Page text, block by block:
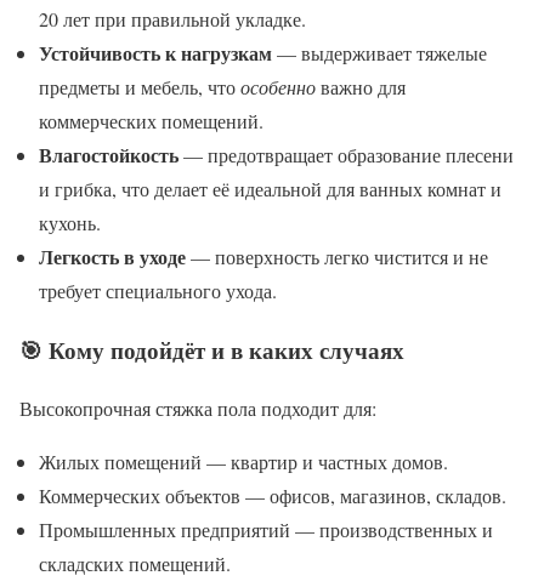
20 лет при правильной укладке.
Устойчивость к нагрузкам— выдерживает тяжелые
предметы и мебель, чтоособенноважно для
коммерческих помещений.
Влагостойкость— предотвращает образование плесени
и грибка, что делает её идеальной для ванных комнат и
кухонь.
Легкость в уходе— поверхность легко чистится и не
требует специального ухода.
🎯 Кому подойдёт и в каких случаях
Высокопрочная стяжка пола подходит для:
Жилых помещений — квартир и частных домов.
Коммерческих объектов — офисов, магазинов, складов.
Промышленных предприятий — производственных и
складских помещений.